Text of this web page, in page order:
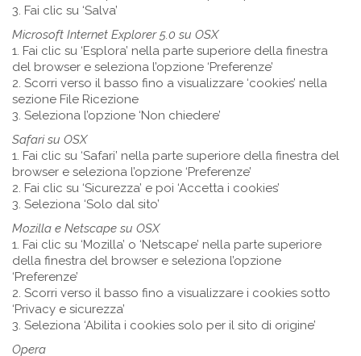
3. Fai clic su ‘Salva’
Microsoft Internet Explorer 5.0 su OSX
1. Fai clic su ‘Esplora’ nella parte superiore della finestra
del browser e seleziona l’opzione ‘Preferenze’
2. Scorri verso il basso fino a visualizzare ‘cookies’ nella
sezione File Ricezione
3. Seleziona l’opzione ‘Non chiedere’
Safari su OSX
1. Fai clic su ‘Safari’ nella parte superiore della finestra del
browser e seleziona l’opzione ‘Preferenze’
2. Fai clic su ‘Sicurezza’ e poi ‘Accetta i cookies’
3. Seleziona ‘Solo dal sito’
Mozilla e Netscape su OSX
1. Fai clic su ‘Mozilla’ o ‘Netscape’ nella parte superiore
della finestra del browser e seleziona l’opzione
‘Preferenze’
2. Scorri verso il basso fino a visualizzare i cookies sotto
‘Privacy e sicurezza’
3. Seleziona ‘Abilita i cookies solo per il sito di origine’
Opera